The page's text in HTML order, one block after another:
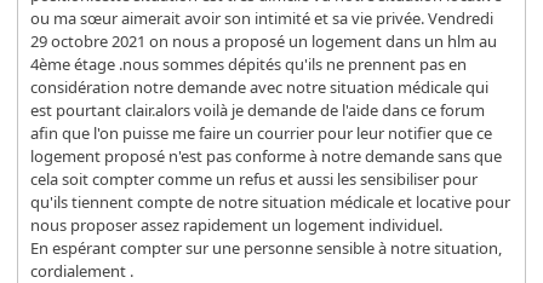
ou ma sœur aimerait avoir son intimité et sa vie privée. Vendredi
29 octobre 2021 on nous a proposé un logement dans un hlm au
4ème étage .nous sommes dépités qu'ils ne prennent pas en
considération notre demande avec notre situation médicale qui
est pourtant clair.alors voilà je demande de l'aide dans ce forum
afin que l'on puisse me faire un courrier pour leur notifier que ce
logement proposé n'est pas conforme à notre demande sans que
cela soit compter comme un refus et aussi les sensibiliser pour
qu'ils tiennent compte de notre situation médicale et locative pour
nous proposer assez rapidement un logement individuel.
En espérant compter sur une personne sensible à notre situation,
cordialement .